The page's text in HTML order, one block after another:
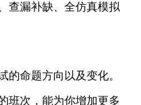
查漏补缺、全仿真模拟
命题方向以及变化。
班次，能为你增加更多